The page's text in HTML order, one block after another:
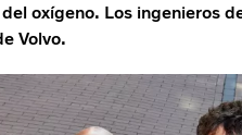
oxígeno. Los ingenieros
Volvo.